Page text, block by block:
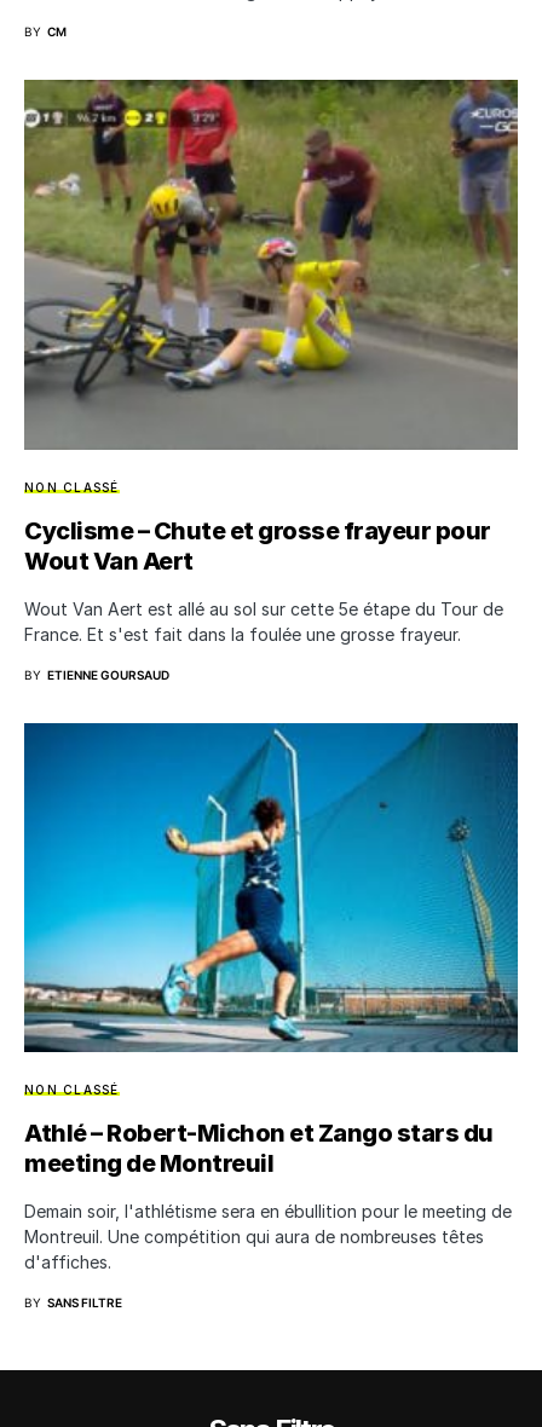
BY CM
NON CLASSÉ
Cyclisme – Chute et grosse frayeur pour
Wout Van Aert
Wout Van Aert est allé au sol sur cette 5e étape du Tour de
France. Et s'est fait dans la foulée une grosse frayeur.
BY ETIENNE GOURSAUD
NON CLASSÉ
Athlé – Robert-Michon et Zango stars du
meeting de Montreuil
Demain soir, l'athlétisme sera en ébullition pour le meeting de
Montreuil. Une compétition qui aura de nombreuses têtes
d'affiches.
BY SANS FILTRE